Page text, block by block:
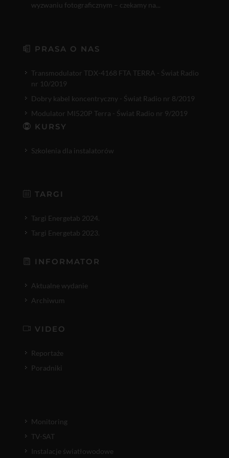
wyzwaniu fotograficznym – czekamy na...
PRASA O NAS
Transmodulator TDX-4168 FTA TERRA - Świat Radio
nr 10/2019
Dobry kabel koncentryczny - Świat Radio nr 8/2019
Modulator MI520P Terra - Świat Radio nr 9/2019
KURSY
Szkolenia dla instalatorów
TARGI
Targi Energetab 2024.
Targi Energetab 2023.
INFORMATOR
Aktualne wydanie
Archiwum
VIDEO
Reportaże
Poradniki
Monitoring
TV-SAT
Instalacje światłowodowe